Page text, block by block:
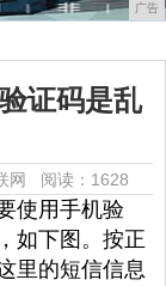
广告
证码是乱
网 阅读：1628
使用手机验
如下图。按正
里的短信信息